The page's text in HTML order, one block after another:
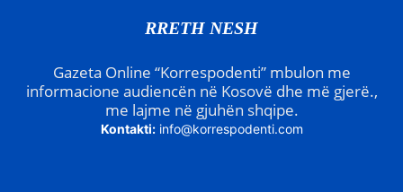
RRETH NESH
Gazeta Online “Korrespodenti” mbulon me
informacione audiencën në Kosovë dhe më gjerë.,
me lajme në gjuhën shqipe.
Kontakti: info@korrespodenti.com